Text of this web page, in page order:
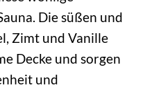
Die süßen und
Zimt und Vanille
Decke und sorgen
und